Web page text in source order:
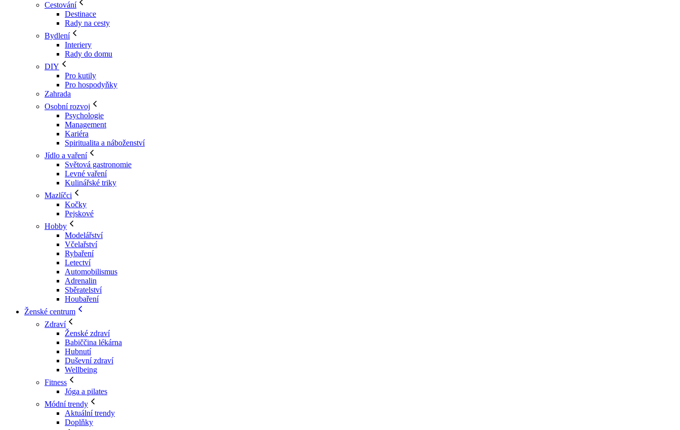
Cestování
Destinace
Rady na cesty
Bydlení
Interiery
Rady do domu
DIY
Pro kutily
Pro hospodyňky
Zahrada
Osobní rozvoj
Psychologie
Management
Kariéra
Spiritualita a náboženství
Jídlo a vaření
Světová gastronomie
Levné vaření
Kulinářské triky
Mazlíčci
Kočky
Pejskové
Hobby
Modelářství
Včelařství
Rybaření
Letectví
Automobilismus
Adrenalin
Sběratelství
Houbaření
Ženské centrum
Zdraví
Ženské zdraví
Babiččina lékárna
Hubnutí
Duševní zdraví
Wellbeing
Fitness
Jóga a pilates
Módní trendy
Aktuální trendy
Doplňky